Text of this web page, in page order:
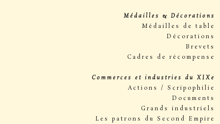
Médailles & Décorations
Médailles de table
Décorations
Brevets
Cadres de récompense
Commerces et industries du XIXe
Actions / Scripophilie
Documents
Grands industriels
Les patrons du Second Empire